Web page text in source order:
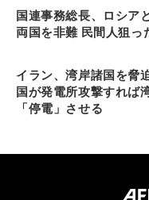
国連事務総長、ロシア
両国を非難 民間人狙っ
イラン、湾岸諸国を脅
国が発電所攻撃すれば
「停電」させる